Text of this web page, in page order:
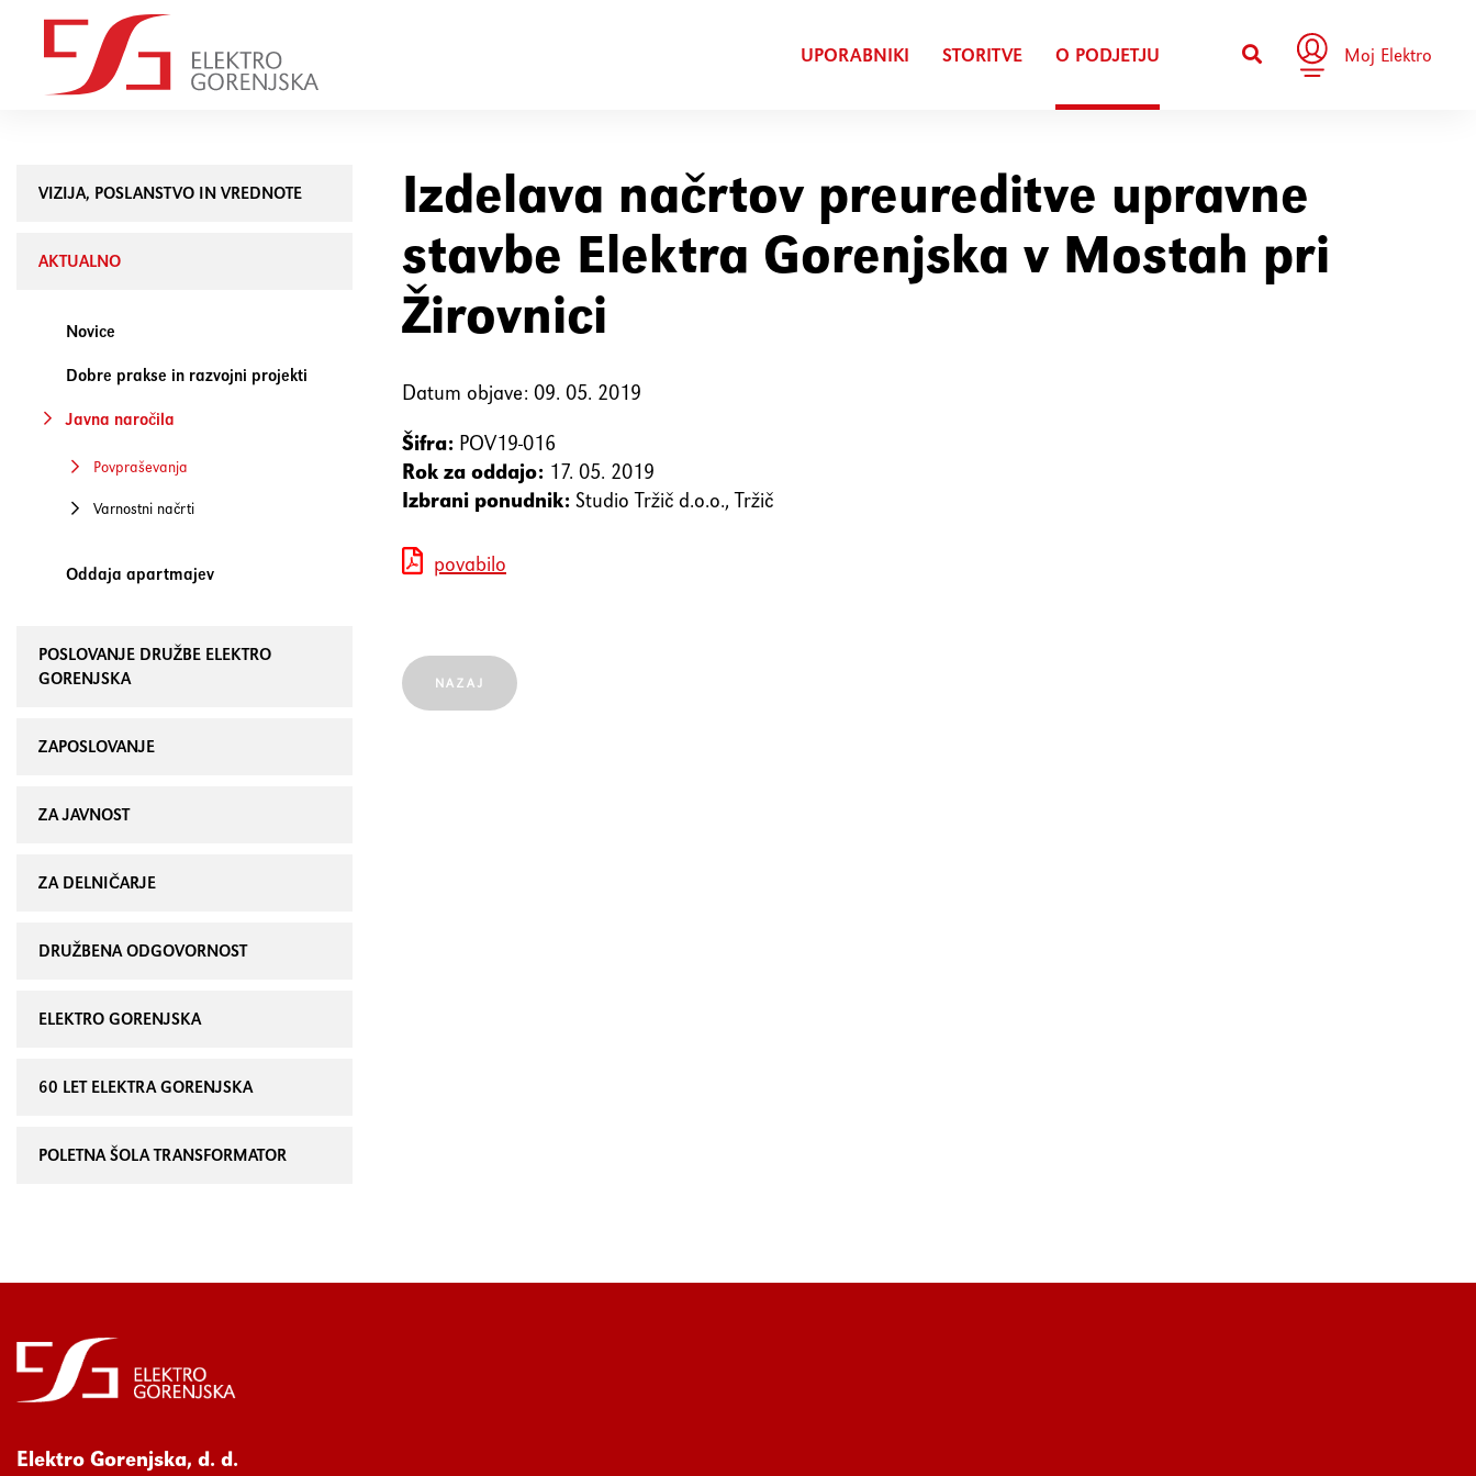
UPORABNIKI STORITVE O PODJETJU Moj Elektro
VIZIJA, POSLANSTVO IN VREDNOTE
AKTUALNO
Novice
Dobre prakse in razvojni projekti
Javna naročila
Povpraševanja
Varnostni načrti
Oddaja apartmajev
POSLOVANJE DRUŽBE ELEKTRO
GORENJSKA
ZAPOSLOVANJE
ZA JAVNOST
ZA DELNIČARJE
DRUŽBENA ODGOVORNOST
ELEKTRO GORENJSKA
60 LET ELEKTRA GORENJSKA
POLETNA ŠOLA TRANSFORMATOR
Izdelava načrtov preureditve upravne
stavbe Elektra Gorenjska v Mostah pri
Žirovnici
Datum objave: 09. 05. 2019
Šifra: POV19-016
Rok za oddajo: 17. 05. 2019
Izbrani ponudnik: Studio Tržič d.o.o., Tržič
povabilo
NAZAJ
Elektro Gorenjska, d. d.